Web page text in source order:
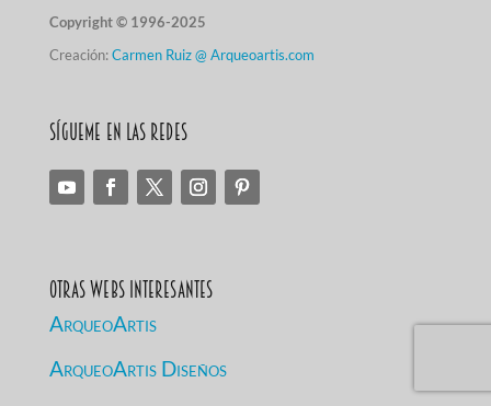
Copyright © 1996-2025
Creación:Carmen Ruiz @ Arqueoartis.com
Sígueme en las redes
Otras Webs Interesantes
ArqueoArtis
ArqueoArtis Diseños